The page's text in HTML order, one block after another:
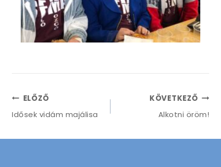
ELŐZŐ
Idősek vidám majálisa
KÖVETKEZŐ
Alkotni öröm!